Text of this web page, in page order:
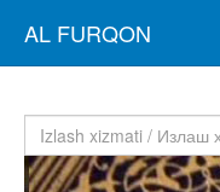
AL FURQON